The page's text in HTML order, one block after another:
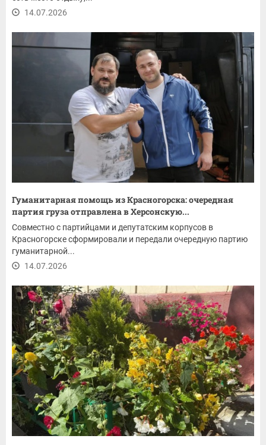
14.07.2026
Гуманитарная помощь из Красногорска: очередная
партия груза отправлена в Херсонскую...
Совместно с партийцами и депутатским корпусов в
Красногорске сформировали и передали очередную партию
гуманитарной...
14.07.2026